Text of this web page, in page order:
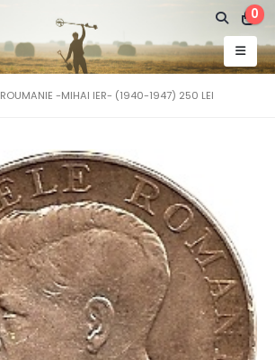
0
ROUMANIE -MIHAI IER- (1940-1947) 250 LEI